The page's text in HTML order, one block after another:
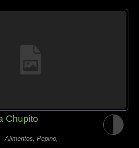
Chupito
Alimentos, Pepino,